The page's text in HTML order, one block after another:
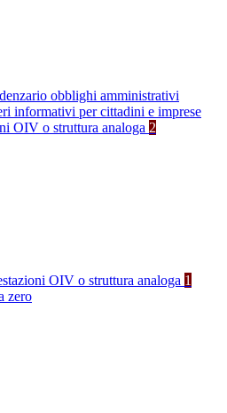
obblighi amministrativi
informativi per cittadini e imprese
OIV o struttura analoga 2
OIV o struttura analoga 1
zero